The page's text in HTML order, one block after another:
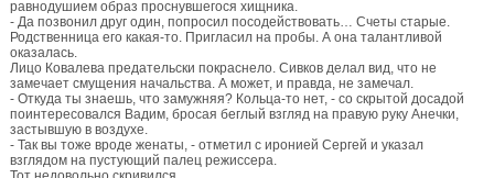
равнодушием образ проснувшегося хищника.
- Да позвонил друг один, попросил посодействовать… Счеты старые.
Родственница его какая-то. Пригласил на пробы. А она талантливой
оказалась.
Лицо Ковалева предательски покраснело. Сивков делал вид, что не
замечает смущения начальства. А может, и правда, не замечал.
- Откуда ты знаешь, что замужняя? Кольца-то нет, - со скрытой досадой
поинтересовался Вадим, бросая беглый взгляд на правую руку Анечки,
застывшую в воздухе.
- Так вы тоже вроде женаты, - отметил с иронией Сергей и указал
взглядом на пустующий палец режиссера.